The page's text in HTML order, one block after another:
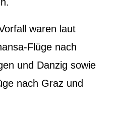
waren laut
Flüge nach
und Danzig sowie
nach Graz und